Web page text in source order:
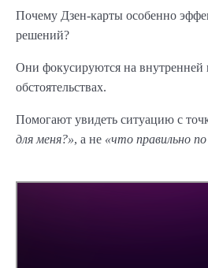
Почему Дзен-карты особенно
решений?
Они фокусируются на
обстоятельствах.
Помогают увидеть ситуацию с
для меня?», а не «что правильно